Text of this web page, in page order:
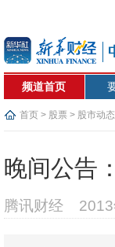
频道首页
首页 > 股票 > 股市动态
晚间公告
腾讯财经